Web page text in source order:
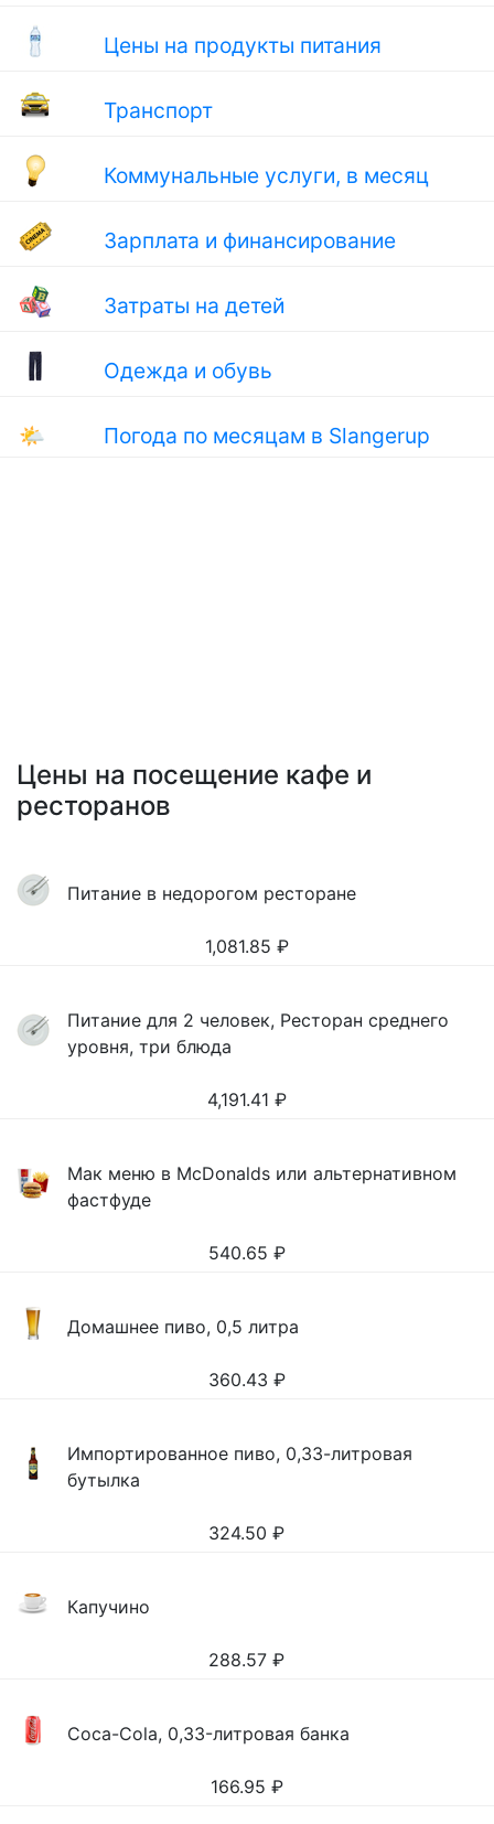
Цены на продукты питания
Транспорт
Коммунальные услуги, в месяц
Зарплата и финансирование
Затраты на детей
Одежда и обувь
🌤 Погода по месяцам в Slangerup
Цены на посещение кафе и
ресторанов
Питание в недорогом ресторане
1,081.85 ₽
Питание для 2 человек, Ресторан среднего
уровня, три блюда
4,191.41 ₽
Мак меню в McDonalds или альтернативном
фастфуде
540.65 ₽
Домашнее пиво, 0,5 литра
360.43 ₽
Импортированное пиво, 0,33-литровая
бутылка
324.50 ₽
Капучино
288.57 ₽
Coca-Cola, 0,33-литровая банка
166.95 ₽